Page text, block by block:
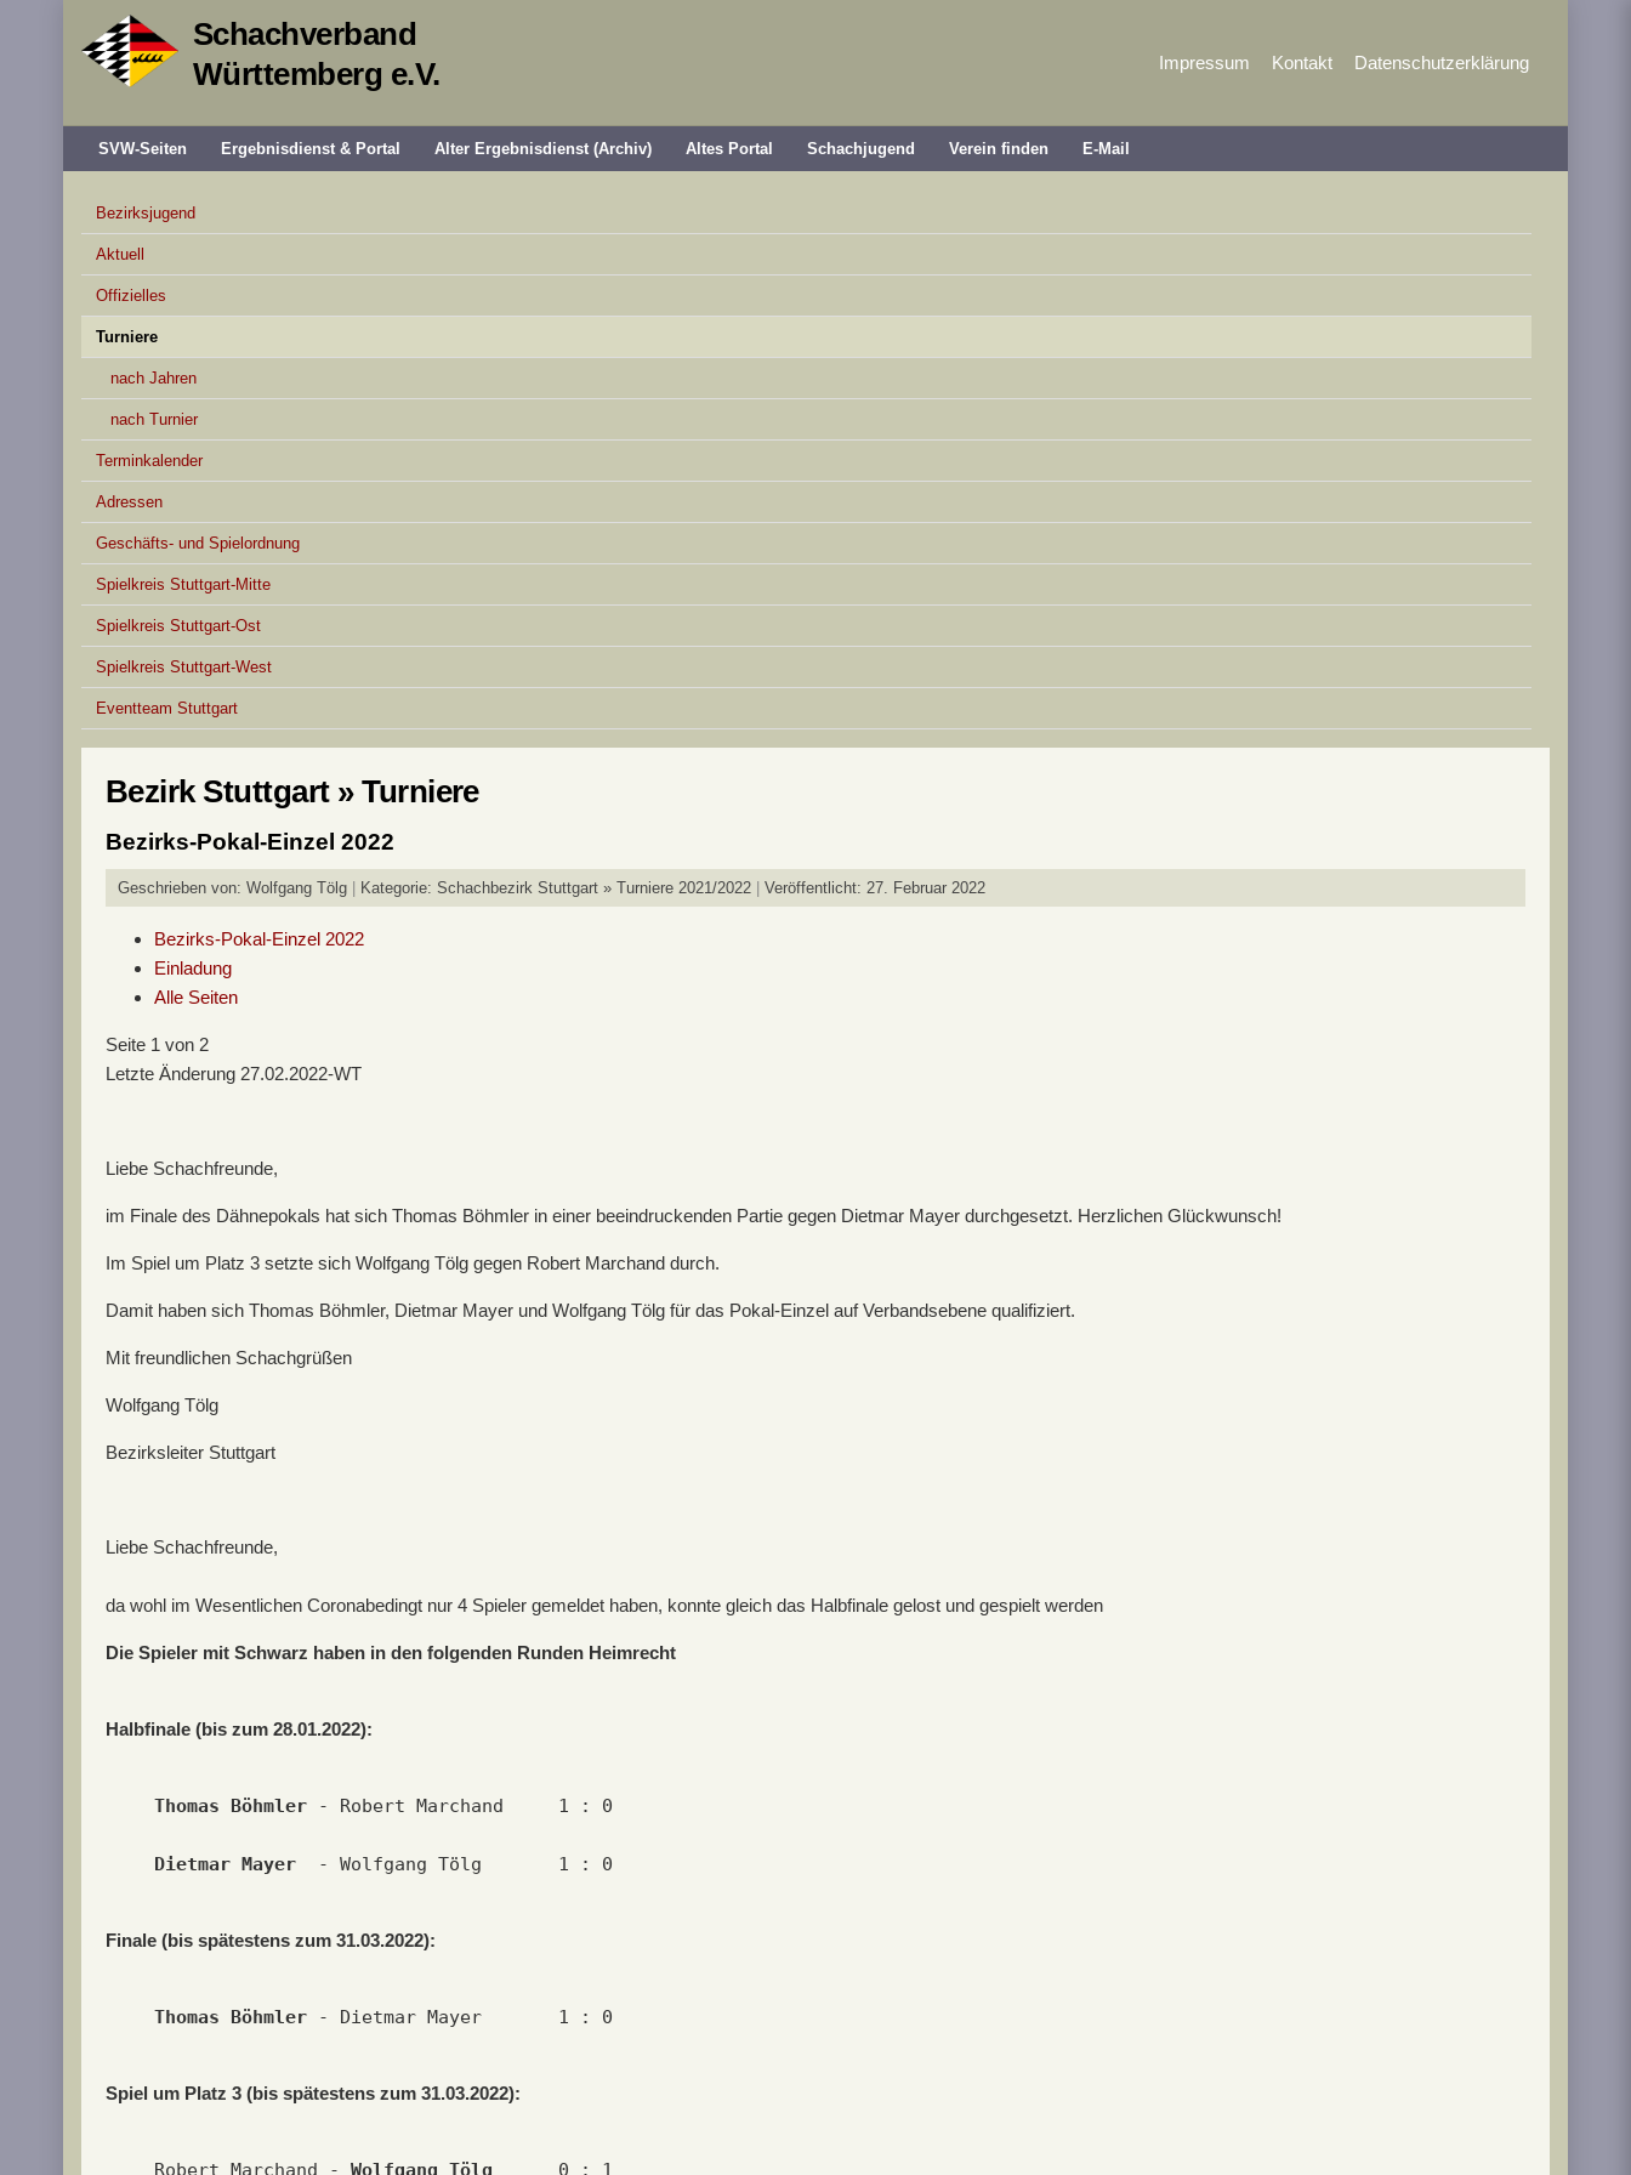
Schachverband
Württemberg e.V.
Impressum Kontakt Datenschutzerklärung
SVW-Seiten Ergebnisdienst & Portal Alter Ergebnisdienst (Archiv) Altes Portal Schachjugend Verein finden E-Mail
Bezirksjugend
Aktuell
Offizielles
Turniere
nach Jahren
nach Turnier
Terminkalender
Adressen
Geschäfts- und Spielordnung
Spielkreis Stuttgart-Mitte
Spielkreis Stuttgart-Ost
Spielkreis Stuttgart-West
Eventteam Stuttgart
Bezirk Stuttgart » Turniere
Bezirks-Pokal-Einzel 2022
Geschrieben von: Wolfgang Tölg Kategorie: Schachbezirk Stuttgart » Turniere 2021/2022 Veröffentlicht: 27. Februar 2022
Bezirks-Pokal-Einzel 2022
Einladung
Alle Seiten
Seite 1 von 2
Letzte Änderung 27.02.2022-WT
Liebe Schachfreunde,
im Finale des Dähnepokals hat sich Thomas Böhmler in einer beeindruckenden Partie gegen Dietmar Mayer durchgesetzt. Herzlichen Glückwunsch!
Im Spiel um Platz 3 setzte sich Wolfgang Tölg gegen Robert Marchand durch.
Damit haben sich Thomas Böhmler, Dietmar Mayer und Wolfgang Tölg für das Pokal-Einzel auf Verbandsebene qualifiziert.
Mit freundlichen Schachgrüßen
Wolfgang Tölg
Bezirksleiter Stuttgart
Liebe Schachfreunde,
da wohl im Wesentlichen Coronabedingt nur 4 Spieler gemeldet haben, konnte gleich das Halbfinale gelost und gespielt werden
Die Spieler mit Schwarz haben in den folgenden Runden Heimrecht
Halbfinale (bis zum 28.01.2022):
Thomas Böhmler - Robert Marchand     1 : 0
Dietmar Mayer
  - Wolfgang Tölg       1 : 0
Finale (bis spätestens zum 31.03.2022):
Thomas Böhmler - Dietmar Mayer       1 : 0
Spiel um Platz 3 (bis spätestens zum 31.03.2022):
Robert Marchand - Wolfgang Tölg
      0 : 1